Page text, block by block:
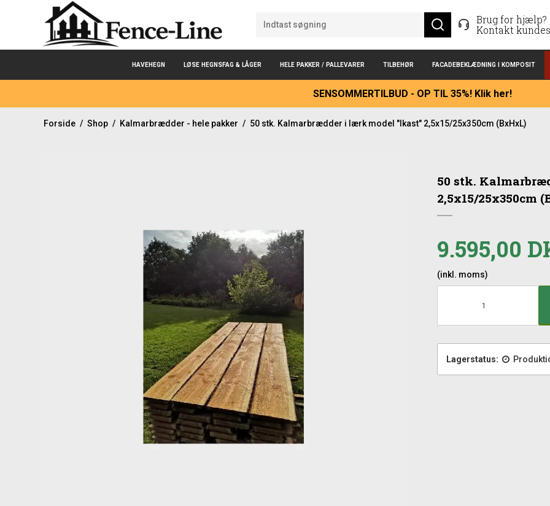
Brug for hjælp?
Kontakt
HAVEHEGN LØSE HEGNSFAG & LÅGER HELE PAKKER / PALLEVARER TILBEHØR FACADEBEKLÆDNING I KOMPOSIT
SENSOMMERTILBUD - OP TIL 35%! Klik her!
Forside / Shop / Kalmarbrædder - hele pakker / 50 stk. Kalmarbrædder i lærk model "Ikast" 2,5x15/25x350cm (BxHxL)
50 stk.
2,5x15/25x350cm
9.595,00
(inkl. moms)
Lagerstatus: